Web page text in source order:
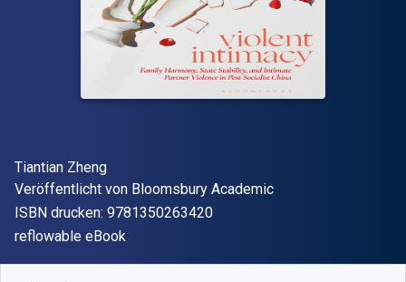
Autor(en)
Tiantian Zheng
Verleger
Veröffentlicht von Bloomsbury Academic
ISBN drucken: 9781350263420"ISBN-13 9781350263420"
Format
reflowable eBook